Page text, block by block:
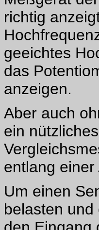
richtig
geeichtes
das
anzeigen.
Aber auch
ein
entlang
Um einen
belasten